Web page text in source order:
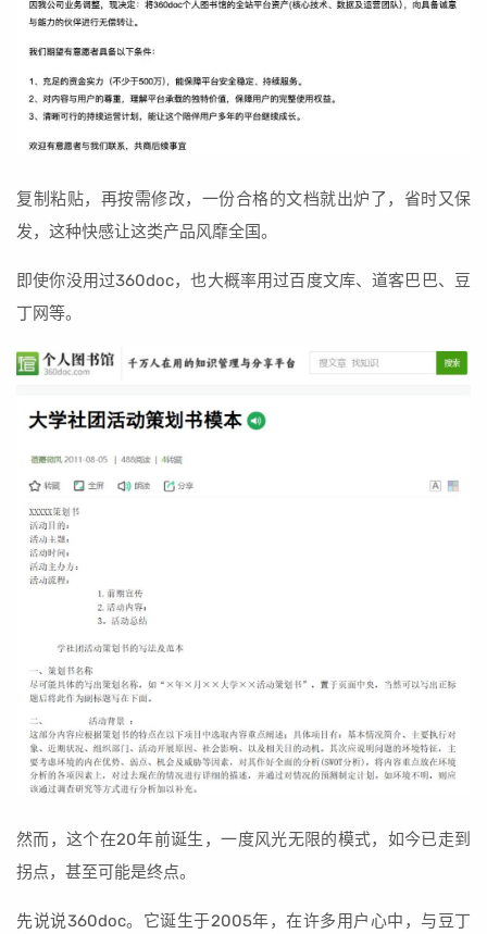
复制粘贴，再按需修改，一份合格的文档就出炉了，省时又保
发，这种快感让这类产品风靡全国。
即使你没用过360doc，也大概率用过百度文库、道客巴巴、豆
丁网等。
然而，这个在20年前诞生，一度风光无限的模式，如今已走到
拐点，甚至可能是终点。
先说说360doc。它诞生于2005年，在许多用户心中，与豆丁